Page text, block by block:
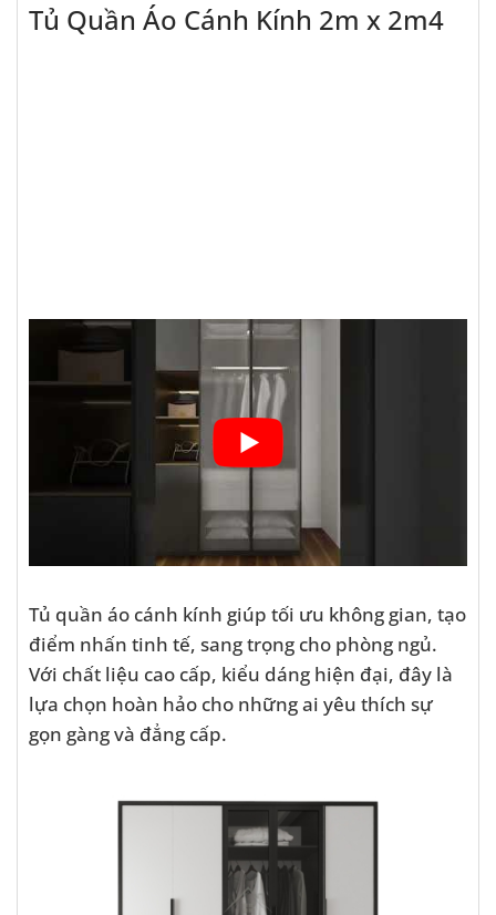
Tủ Quần Áo Cánh Kính 2m x 2m4
Tủ quần áo cánh kính giúp tối ưu không gian, tạo
điểm nhấn tinh tế, sang trọng cho phòng ngủ.
Với chất liệu cao cấp, kiểu dáng hiện đại, đây là
lựa chọn hoàn hảo cho những ai yêu thích sự
gọn gàng và đẳng cấp.